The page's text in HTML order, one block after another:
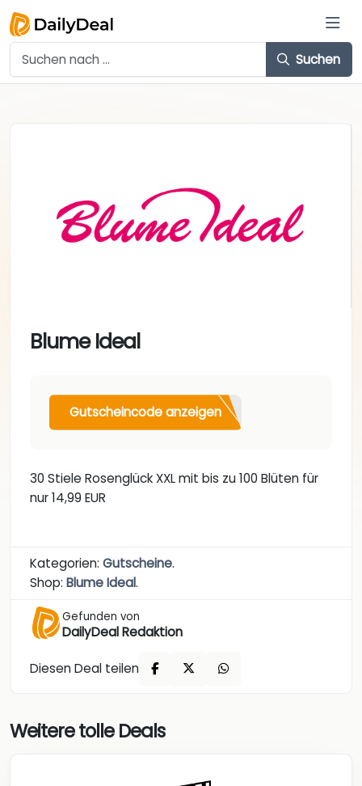
Suchen
Blume Ideal
Gutscheincode anzeigen
30 Stiele Rosenglück XXL mit bis zu 100 Blüten für
nur 14,99 EUR
Kategorien: Gutscheine.
Shop: Blume Ideal.
Gefunden von
DailyDeal Redaktion
Diesen Deal teilen
Weitere tolle Deals